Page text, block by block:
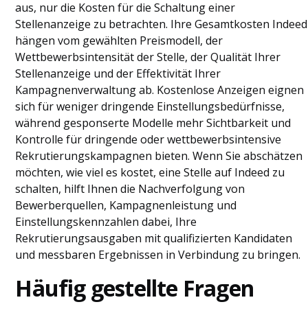
aus, nur die Kosten für die Schaltung einer
Stellenanzeige zu betrachten. Ihre Gesamtkosten Indeed
hängen vom gewählten Preismodell, der
Wettbewerbsintensität der Stelle, der Qualität Ihrer
Stellenanzeige und der Effektivität Ihrer
Kampagnenverwaltung ab. Kostenlose Anzeigen eignen
sich für weniger dringende Einstellungsbedürfnisse,
während gesponserte Modelle mehr Sichtbarkeit und
Kontrolle für dringende oder wettbewerbsintensive
Rekrutierungskampagnen bieten. Wenn Sie abschätzen
möchten, wie viel es kostet, eine Stelle auf Indeed zu
schalten, hilft Ihnen die Nachverfolgung von
Bewerberquellen, Kampagnenleistung und
Einstellungskennzahlen dabei, Ihre
Rekrutierungsausgaben mit qualifizierten Kandidaten
und messbaren Ergebnissen in Verbindung zu bringen.
Häufig gestellte Fragen